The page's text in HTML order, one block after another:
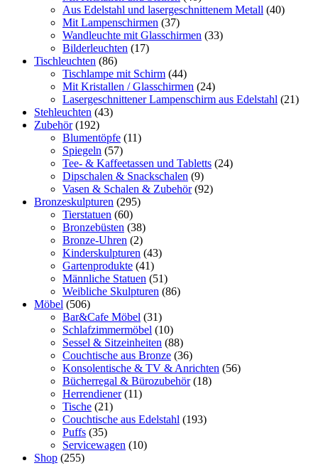
Aus Edelstahl und lasergeschnittenem Metall (40)
Mit Lampenschirmen (37)
Wandleuchte mit Glasschirmen (33)
Bilderleuchten (17)
Tischleuchten (86)
Tischlampe mit Schirm (44)
Mit Kristallen / Glasschirmen (24)
Lasergeschnittener Lampenschirm aus Edelstahl (21)
Stehleuchten (43)
Zubehör (192)
Blumentöpfe (11)
Spiegeln (57)
Tee- & Kaffeetassen und Tabletts (24)
Dipschalen & Snackschalen (9)
Vasen & Schalen & Zubehör (92)
Bronzeskulpturen (295)
Tierstatuen (60)
Bronzebüsten (38)
Bronze-Uhren (2)
Kinderskulpturen (43)
Gartenprodukte (41)
Männliche Statuen (51)
Weibliche Skulpturen (86)
Möbel (506)
Bar&Cafe Möbel (31)
Schlafzimmermöbel (10)
Sessel & Sitzeinheiten (88)
Couchtische aus Bronze (36)
Konsolentische & TV & Anrichten (56)
Bücherregal & Bürozubehör (18)
Herrendiener (11)
Tische (21)
Couchtische aus Edelstahl (193)
Puffs (35)
Servicewagen (10)
Shop (255)